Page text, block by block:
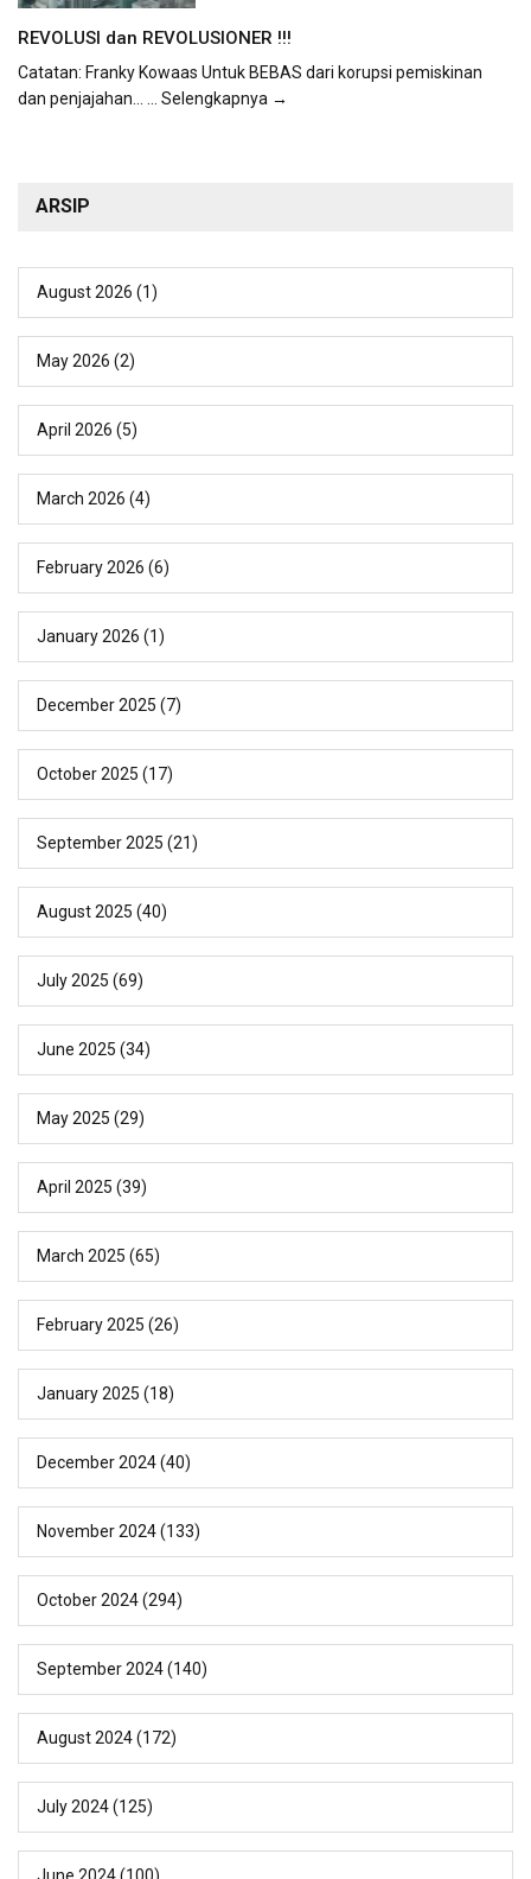
REVOLUSI dan REVOLUSIONER !!!
Catatan: Franky Kowaas Untuk BEBAS dari korupsi pemiskinan
dan penjajahan... ... Selengkapnya →
ARSIP
August 2026 (1)
May 2026 (2)
April 2026 (5)
March 2026 (4)
February 2026 (6)
January 2026 (1)
December 2025 (7)
October 2025 (17)
September 2025 (21)
August 2025 (40)
July 2025 (69)
June 2025 (34)
May 2025 (29)
April 2025 (39)
March 2025 (65)
February 2025 (26)
January 2025 (18)
December 2024(40)
November 2024(133)
October 2024(294)
September 2024(140)
August 2024(172)
July 2024(125)